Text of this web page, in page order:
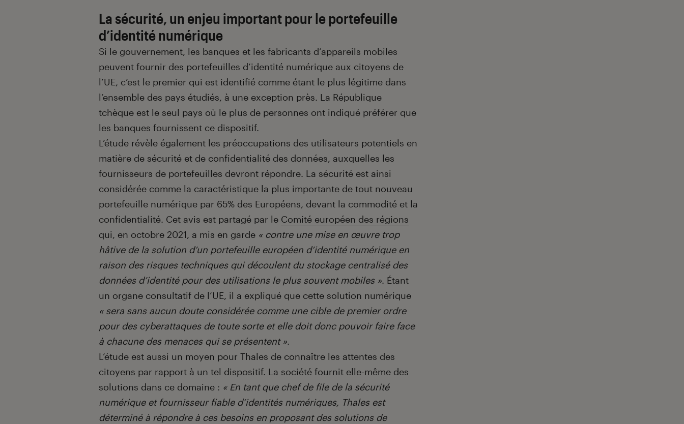
La sécurité, un enjeu important pour le portefeuille
d’identité numérique
Si le gouvernement, les banques et les fabricants d’appareils mobiles
peuvent fournir des portefeuilles d’identité numérique aux citoyens de
l’UE, c’est le premier qui est identifié comme étant le plus légitime dans
l’ensemble des pays étudiés, à une exception près. La République
tchèque est le seul pays où le plus de personnes ont indiqué préférer que
les banques fournissent ce dispositif.
L’étude révèle également les préoccupations des utilisateurs potentiels en
matière de sécurité et de confidentialité des données, auxquelles les
fournisseurs de portefeuilles devront répondre. La sécurité est ainsi
considérée comme la caractéristique la plus importante de tout nouveau
portefeuille numérique par 65% des Européens, devant la commodité et la
confidentialité. Cet avis est partagé par le Comité européen des régions
qui, en octobre 2021, a mis en garde « contre une mise en œuvre trop
hâtive de la solution d’un portefeuille européen d’identité numérique en
raison des risques techniques qui découlent du stockage centralisé des
données d’identité pour des utilisations le plus souvent mobiles ». Étant
un organe consultatif de l’UE, il a expliqué que cette solution numérique
« sera sans aucun doute considérée comme une cible de premier ordre
pour des cyberattaques de toute sorte et elle doit donc pouvoir faire face
à chacune des menaces qui se présentent ».
L’étude est aussi un moyen pour Thales de connaître les attentes des
citoyens par rapport à un tel dispositif. La société fournit elle-même des
solutions dans ce domaine : « En tant que chef de file de la sécurité
numérique et fournisseur fiable d’identités numériques, Thales est
déterminé à répondre à ces besoins en proposant des solutions de